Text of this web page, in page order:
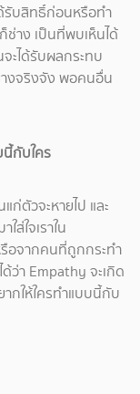
รับสิทธิ์ก่อนหรือทำ
ช่าง เป็นที่พบเห็นได้
ะได้รับผลกระทบ
ย่างจริงจัง พอคนอื่น
นี้กับใคร
ก่ตัวจะหายไป และ
ส่ใจเราใน
อจากคนที่ถูกกระทำ
ว่า Empathy จะเกิด
ากให้ใครทำแบบนี้กับ